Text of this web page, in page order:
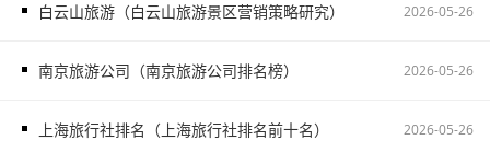
白云山旅游（白云山旅游景区营销策略研究） 2026-05-26
南京旅游公司（南京旅游公司排名榜） 2026-05-26
上海旅行社排名（上海旅行社排名前十名） 2026-05-26